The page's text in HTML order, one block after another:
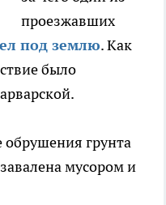
проезжавших
под землю. Как
было
обрушения грунта
мусором и